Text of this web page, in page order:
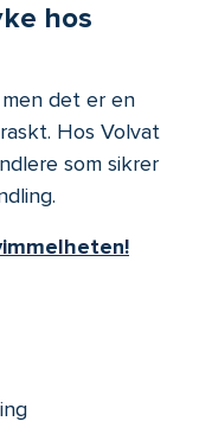
hos
det er en
Hos Volvat
som sikrer